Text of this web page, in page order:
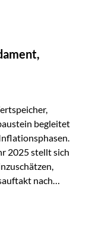
auf ein
Lösungen
stoßen
begleitet
2025 stellt sich
nach
dem